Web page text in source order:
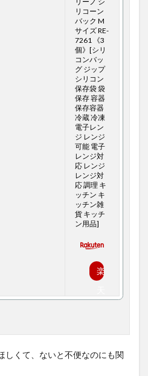
リコーン
バック M
サイズ RE-
7261 《3
個》[シリ
コンバッ
グ ジップ
シリコン
保存袋 袋
保存 容器
保存容器
冷蔵 冷凍
電子レン
ジ レンジ
可能 電子
レンジ対
応 レンジ
レンジ対
応 調理 キ
ッチン キ
ッチン雑
貨 キッチ
ン用品]
楽
しくて、ないと不便なのにも関